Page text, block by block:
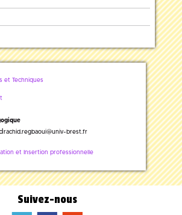
et Techniques
rachid.regbaoui@univ-brest.fr
et Insertion professionnelle
Suivez-nous